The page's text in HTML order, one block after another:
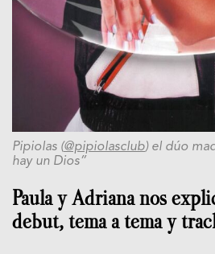
Pipiolas (@pipiolasclub) el dúo
hay un Dios”
Paula y Adriana nos
debut, tema a tema y